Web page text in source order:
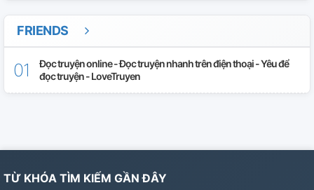
FRIENDS
Đọc truyện online - Đọc truyện nhanh trên điện thoại - Yêu để
đọc truyện - LoveTruyen
TỪ KHÓA TÌM KIẾM GẦN ĐÂY